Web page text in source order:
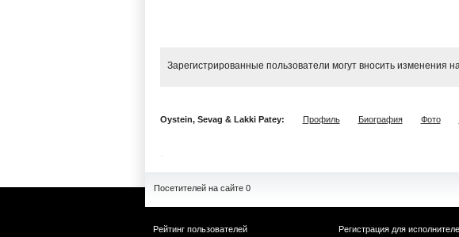
Зарегистрированные пользователи могут вносить изменения
Oystein, Sevag & Lakki Patey: Профиль Биография Фото
Посетителей на сайте 0
Рейтинг пользователей
Регистрация для